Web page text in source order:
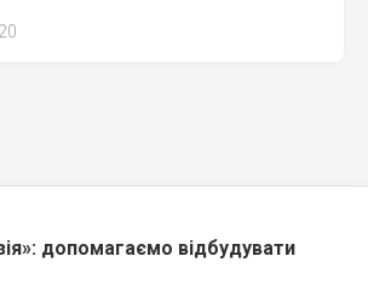
допомагаємо відбудувати